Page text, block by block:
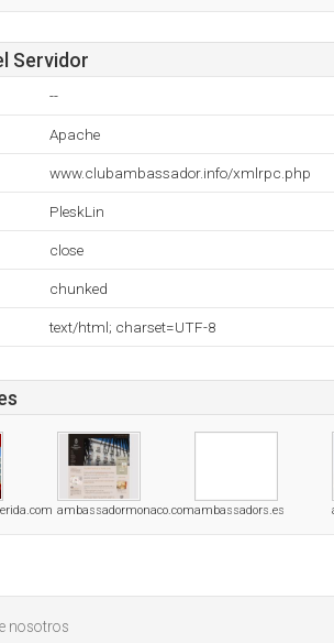
Servidor
--
Apache
www.clubambassador.info/xmlrpc.php
PleskLin
close
chunked
text/html; charset=UTF-8
ambassadormonaco.comambassadors.es
nosotros